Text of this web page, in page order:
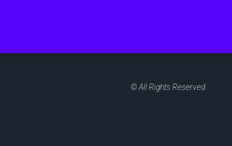
© All Rights Reserved